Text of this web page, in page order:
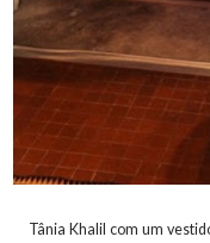
Tânia Khalil com um